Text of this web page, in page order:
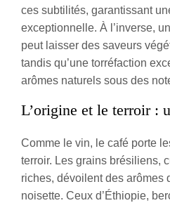
ces subtilités, garantissant
exceptionnelle. À l’inverse,
peut laisser des saveurs
tandis qu’une torréfaction
arômes naturels sous des
L’origine et le terroir :
Comme le vin, le café porte
terroir. Les grains brésiliens,
riches, dévoilent des arômes
noisette. Ceux d’Éthiopie,